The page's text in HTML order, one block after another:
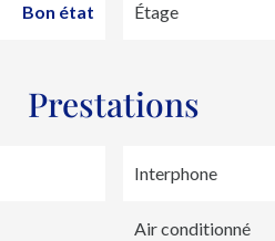
Bon état Étage
Prestations
Interphone
Air conditionné